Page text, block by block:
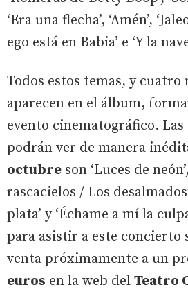
‘Era una flecha’, ‘Amén’,
ego está en Babia’ e ‘Y la
Todos estos temas, y cuatro
aparecen en el álbum,
evento cinematográfico. Las
podrán ver de manera
octubre son ‘Luces de
rascacielos / Los
plata’ y ‘Échame a mí la
para asistir a este concierto
venta próximamente a un
euros en la web del Teatro